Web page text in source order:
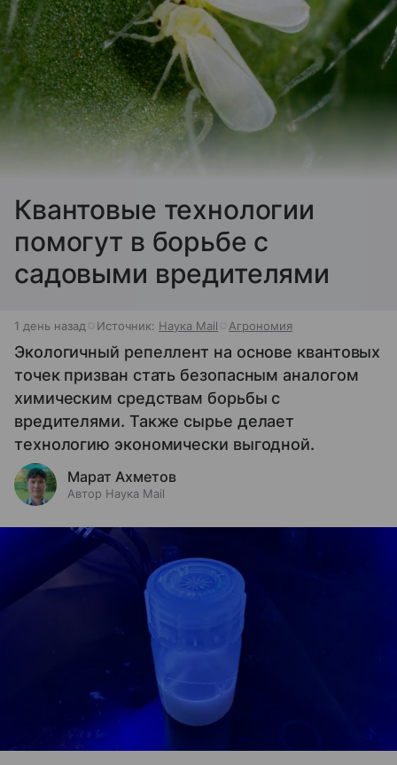
Квантовые технологии
помогут в борьбе с
садовыми вредителями
1 день назад Источник: Наука Mail Агрономия
Экологичный репеллент на основе квантовых
точек призван стать безопасным аналогом
химическим средствам борьбы с
вредителями. Также сырье делает
технологию экономически выгодной.
Марат Ахметов
Автор Наука Mail